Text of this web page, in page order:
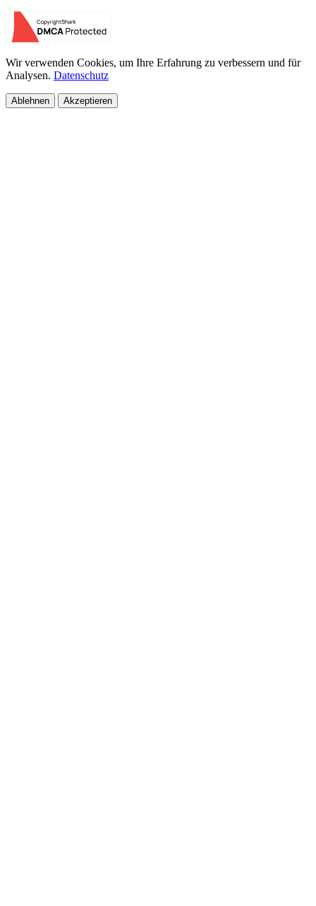
Wir verwenden Cookies, um Ihre Erfahrung zu verbessern und für
Analysen. Datenschutz
Ablehnen Akzeptieren